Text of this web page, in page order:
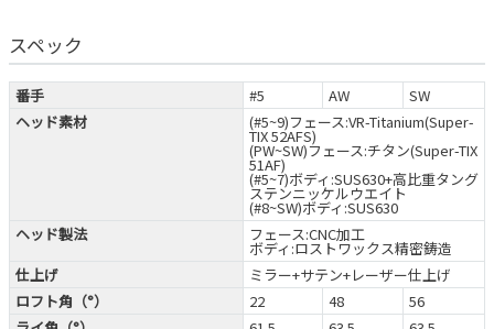
スペック
番手 #5 AW
SW
ヘッド素材
(#5~9)フェース:VR-Titanium(Super-
TIX 52AFS)
(PW~SW)フェース:チタン(Super-TIX
51AF)
(#5~7)ボディ:SUS630+高比重タング
ステンニッケルウエイト
(#8~SW)ボディ:SUS630
ヘッド製法
フェース:CNC加工
ボディ:ロストワックス精密鋳造
仕上げ
ミラー+サテン+レーザー仕上げ
ロフト角（°）
22 48
56